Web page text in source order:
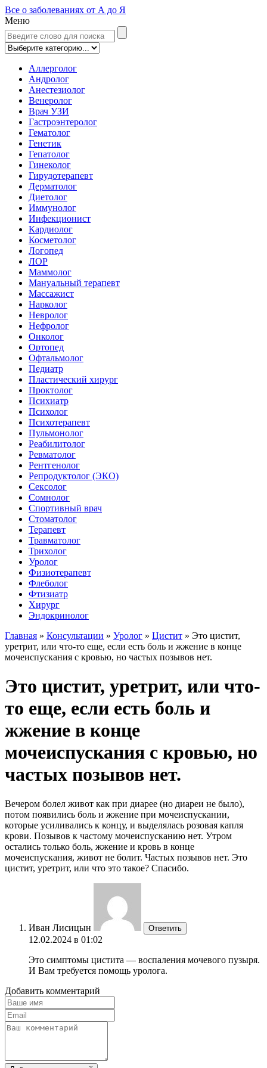
Все о заболеваниях от А до Я
Меню
Аллерголог
Андролог
Анестезиолог
Венеролог
Врач УЗИ
Гастроэнтеролог
Гематолог
Генетик
Гепатолог
Гинеколог
Гирудотерапевт
Дерматолог
Диетолог
Иммунолог
Инфекционист
Кардиолог
Косметолог
Логопед
ЛОР
Маммолог
Мануальный терапевт
Массажист
Нарколог
Невролог
Нефролог
Онколог
Ортопед
Офтальмолог
Педиатр
Пластический хирург
Проктолог
Психиатр
Психолог
Психотерапевт
Пульмонолог
Реабилитолог
Ревматолог
Рентгенолог
Репродуктолог (ЭКО)
Сексолог
Сомнолог
Спортивный врач
Стоматолог
Терапевт
Травматолог
Трихолог
Уролог
Физиотерапевт
Флеболог
Фтизиатр
Хирург
Эндокринолог
Главная » Консультации » Уролог » Цистит » Это цистит,
уретрит, или что-то еще, если есть боль и жжение в конце
мочеиспускания с кровью, но частых позывов нет.
Это цистит, уретрит, или что-
то еще, если есть боль и
жжение в конце
мочеиспускания с кровью, но
частых позывов нет.
Вечером болел живот как при диарее (но диареи не было),
потом появились боль и жжение при мочеиспускании,
которые усиливались к концу, и выделялась розовая капля
крови. Позывов к частому мочеиспусканию нет. Утром
остались только боль, жжение и кровь в конце
мочеиспускания, живот не болит. Частых позывов нет. Это
цистит, уретрит, или что это такое? Спасибо.
Иван Лисицын Ответить
12.02.2024 в 01:02
Это симптомы цистита — воспаления мочевого пузыря.
И Вам требуется помощь уролога.
Добавить комментарий